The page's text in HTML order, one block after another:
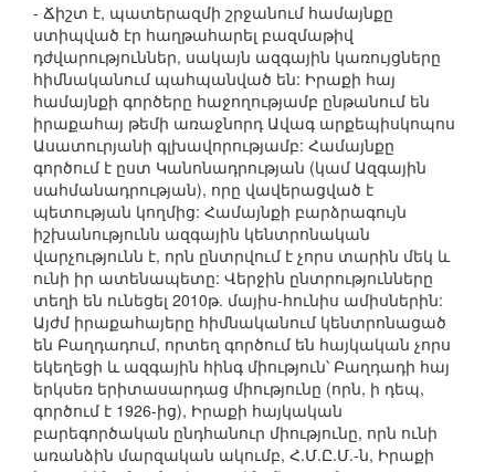
- Ճիշտ է, պատերազմի շրջանում համայնքը
ստիպված էր հաղթահարել բազմաթիվ
դժվարություններ, սակայն ազգային կառույցները
հիմնականում պահպանված են: Իրաքի հայ
համայնքի գործերը հաջողությամբ ընթանում են
իրաքահայ թեմի առաջնորդ Ավագ արքեպիսկոպոս
Ասատուրյանի գլխավորությամբ: Համայնքը
գործում է ըստ Կանոնադրության (կամ Ազգային
սահմանադրության), որը վավերացված է
պետության կողմից: Համայնքի բարձրագույն
իշխանությունն ազգային կենտրոնական
վարչությունն է, որն ընտրվում է չորս տարին մեկ և
ունի իր ատենապետը: Վերջին ընտրությունները
տեղի են ունեցել 2010թ. մայիս-հունիս ամիսներին:
Այժմ իրաքահայերը հիմնականում կենտրոնացած
են Բաղդադում, որտեղ գործում են հայկական չորս
եկեղեցի և ազգային հինգ միություն՝ Բաղդադի հայ
երկսեռ երիտասարդաց միությունը (որն, ի դեպ,
գործում է 1926-ից), Իրաքի հայկական
բարեգործական ընդհանուր միությունը, որն ունի
առանձին մարզական ակումբ, Հ.Մ.Ը.Մ.-ն, Իրաքի